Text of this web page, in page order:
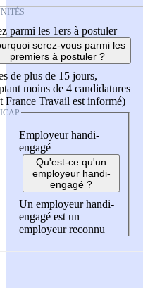
parmi les 1ers à postuler
serez-vous parmi les
premiers à postuler ?
de plus de 15 jours,
moins de 4 candidatures
France Travail est informé)
Employeur handi-
engagé
Qu'est-ce qu'un
employeur handi-
engagé ?
Un employeur handi-
engagé est un
employeur reconnu